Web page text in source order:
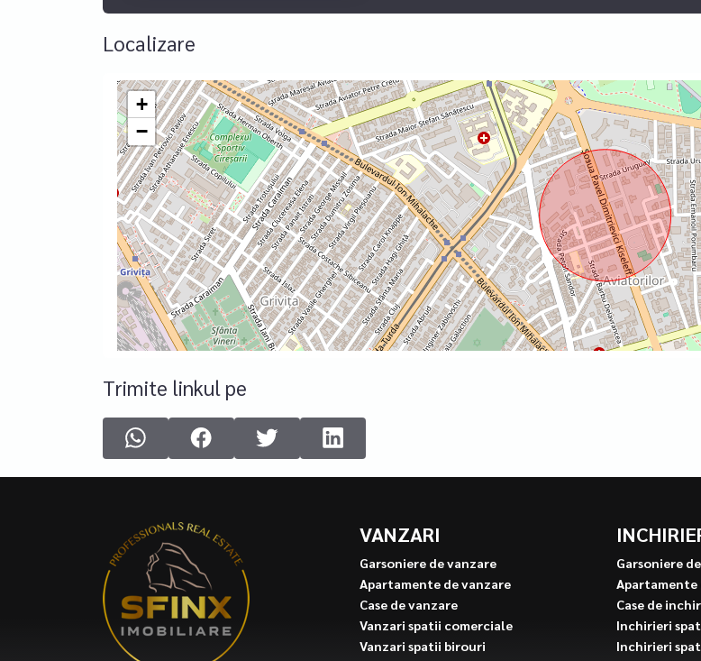
Localizare
+
−
Trimite linkul pe
VANZARI
Garsoniere de vanzare
Apartamente de vanzare
Case de vanzare
Vanzari spatii comerciale
Vanzari spatii birouri
Garsoniere
Case de
Inchirieri
Inchirieri